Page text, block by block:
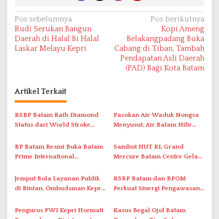
N
a
v
a
s
i
p
o
s
Pos sebelumnya
Rudi Serukan Bangun
Daerah di Halal Bi Halal
Laskar Melayu Kepri
Pos berikutnya
Kopi Ameng
Belakangpadang Buka
Cabang di Tiban, Tambah
Pendapatan Asli Daerah
(PAD) Bagi Kota Batam
Artikel Terkait
RSBP Batam Raih Diamond
Status dari World Stroke
Penanganan Stroke
Berstandar Internasional
Pasokan Air Waduk Nongsa
Menyusut, Air Batam Hilir
Antar-IPAM
BP Batam Resmi Buka Batam
Prime International
2026 di Stadion Temenggung
Abdul Jamal
Sambut HUT RI, Grand
Mercure Batam Centre Gelar
Nusantara’
Jemput Bola Layanan Publik
di Bintan, Ombudsman Kepri
Solar Nelayan
RSBP Batam dan BPOM
Perkuat Sinergi Pengawasan
Pelayanan Kefarmasian
Pengurus PWI Kepri Hormati
Kasus Begal Ojol Batam